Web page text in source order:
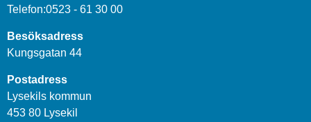
Telefon:0523 - 61 30 00
Besöksadress
Kungsgatan 44
Postadress
Lysekils kommun
453 80 Lysekil